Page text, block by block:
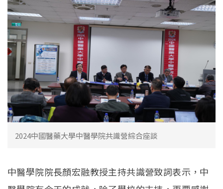
2024中國醫藥大學中醫學院共識營綜合座談
中醫學院院長顏宏融教授主持共識營致詞表示，中